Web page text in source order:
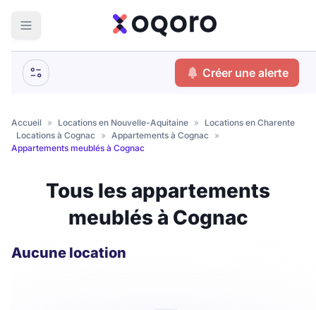
Votre
Que recherchez-vous ?
Coliving
recherche
Créer une alerte
Accueil » Locations en Nouvelle-Aquitaine »
Locations en Charente
Locations à Cognac » Appartements à Cognac »
Appartements meublés à Cognac
Tous les appartements
meublés à Cognac
Aucune location